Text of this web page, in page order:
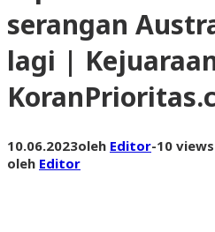
serangan
lagi |
10.06.2023oleh Editor-10 views
oleh Editor